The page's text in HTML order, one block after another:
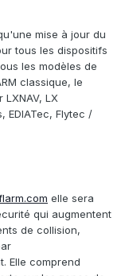
mise à jour du
tous les dispositifs
les modèles de
classique, le
LXNAV, LX
EDIATec, Flytec /
elle sera
qui augmentent
de collision,
Elle comprend